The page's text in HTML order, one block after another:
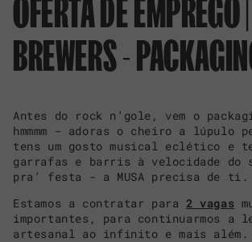
OFERTA DE EMPREGO |
BREWERS -
Antes do rock n’gole, vem o
hmmmm - adoras o cheiro a lúpulo
tens um gosto musical eclético e
garrafas e barris à velocidade do
pra’ festa - a MUSA precisa de ti.
Estamos a contratar para 2 vagas
importantes, para continuarmos a
artesanal ao infinito e mais além.